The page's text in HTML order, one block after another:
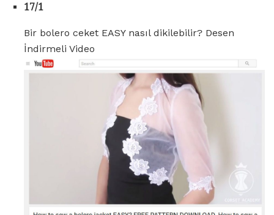
17/1
Bir bolero ceket EASY nasıl dikilebilir? Desen
İndirmeli Video